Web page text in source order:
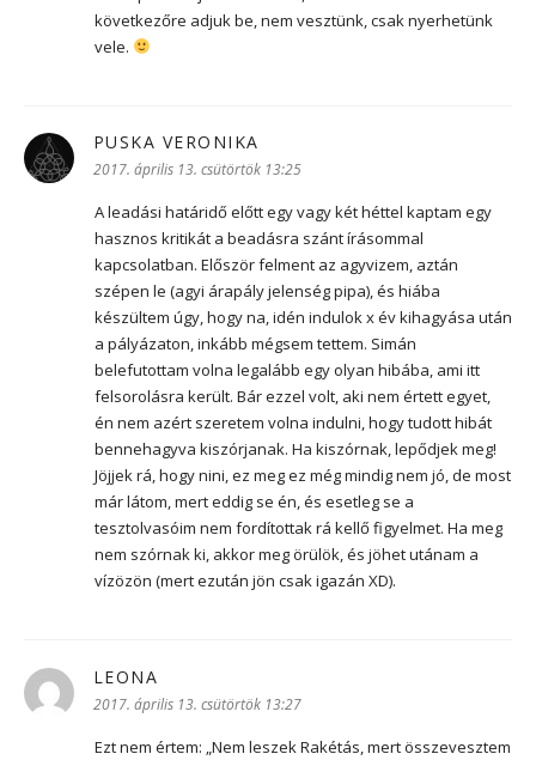
következőre adjuk be, nem vesztünk, csak nyerhetünk
vele.
PUSKA VERONIKA
2017. április 13. csütörtök 13:25
A leadási határidő előtt egy vagy két héttel kaptam egy
hasznos kritikát a beadásra szánt írásommal
kapcsolatban. Először felment az agyvizem, aztán
szépen le (agyi árapály jelenség pipa), és hiába
készültem úgy, hogy na, idén indulok x év kihagyása után
a pályázaton, inkább mégsem tettem. Simán
belefutottam volna legalább egy olyan hibába, ami itt
felsorolásra került. Bár ezzel volt, aki nem értett egyet,
én nem azért szeretem volna indulni, hogy tudott hibát
bennehagyva kiszórjanak. Ha kiszórnak, lepődjek meg!
Jöjjek rá, hogy nini, ez meg ez még mindig nem jó, de most
már látom, mert eddig se én, és esetleg se a
tesztolvasóim nem fordítottak rá kellő figyelmet. Ha meg
nem szórnak ki, akkor meg örülök, és jöhet utánam a
vízözön (mert ezután jön csak igazán XD).
LEONA
2017. április 13. csütörtök 13:27
Ezt nem értem: „Nem leszek Rakétás, mert összevesztem